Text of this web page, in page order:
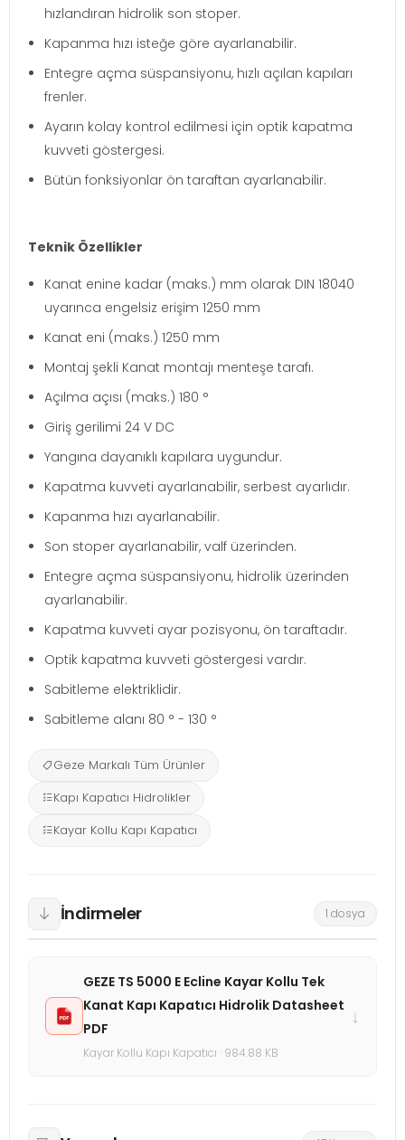
hızlandıran hidrolik son stoper.
Kapanma hızı isteğe göre ayarlanabilir.
Entegre açma süspansiyonu, hızlı açılan kapıları
frenler.
Ayarın kolay kontrol edilmesi için optik kapatma
kuvveti göstergesi.
Bütün fonksiyonlar ön taraftan ayarlanabilir.
Teknik Özellikler
Kanat enine kadar (maks.) mm olarak DIN 18040
uyarınca engelsiz erişim 1250 mm
Kanat eni (maks.) 1250 mm
Montaj şekli Kanat montajı menteşe tarafı.
Açılma açısı (maks.) 180 °
Giriş gerilimi 24 V DC
Yangına dayanıklı kapılara uygundur.
Kapatma kuvveti ayarlanabilir, serbest ayarlıdır.
Kapanma hızı ayarlanabilir.
Son stoper ayarlanabilir, valf üzerinden.
Entegre açma süspansiyonu, hidrolik üzerinden
ayarlanabilir.
Kapatma kuvveti ayar pozisyonu, ön taraftadır.
Optik kapatma kuvveti göstergesi vardır.
Sabitleme elektriklidir.
Sabitleme alanı 80 ° - 130 °
Geze Markalı Tüm Ürünler
Kapı Kapatıcı Hidrolikler
Kayar Kollu Kapı Kapatıcı
İndirmeler 1 dosya
GEZE TS 5000 E Ecline Kayar Kollu Tek
Kanat Kapı Kapatıcı Hidrolik Datasheet
PDF
Kayar Kollu Kapı Kapatıcı · 984.88 KB
↓